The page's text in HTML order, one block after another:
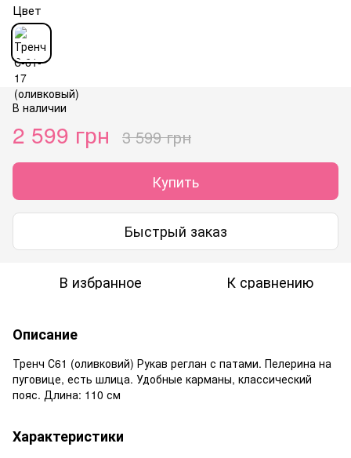
Цвет
В наличии
2 599 грн 3 599 грн
Купить
Быстрый заказ
В избранное К сравнению
Описание
Тренч С61 (оливковий) Рукав реглан с патами. Пелерина на
пуговице, есть шлица. Удобные карманы, классический
пояс. Длина: 110 см
Характеристики